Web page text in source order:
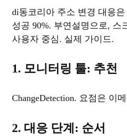
di동코리아 주소 변경 대응은
성공 90%. 부연설명으로, 스
사용자 중심. 실제 가이드.
1. 모니터링 툴: 추천
ChangeDetection. 요점은 이
2. 대응 단계: 순서